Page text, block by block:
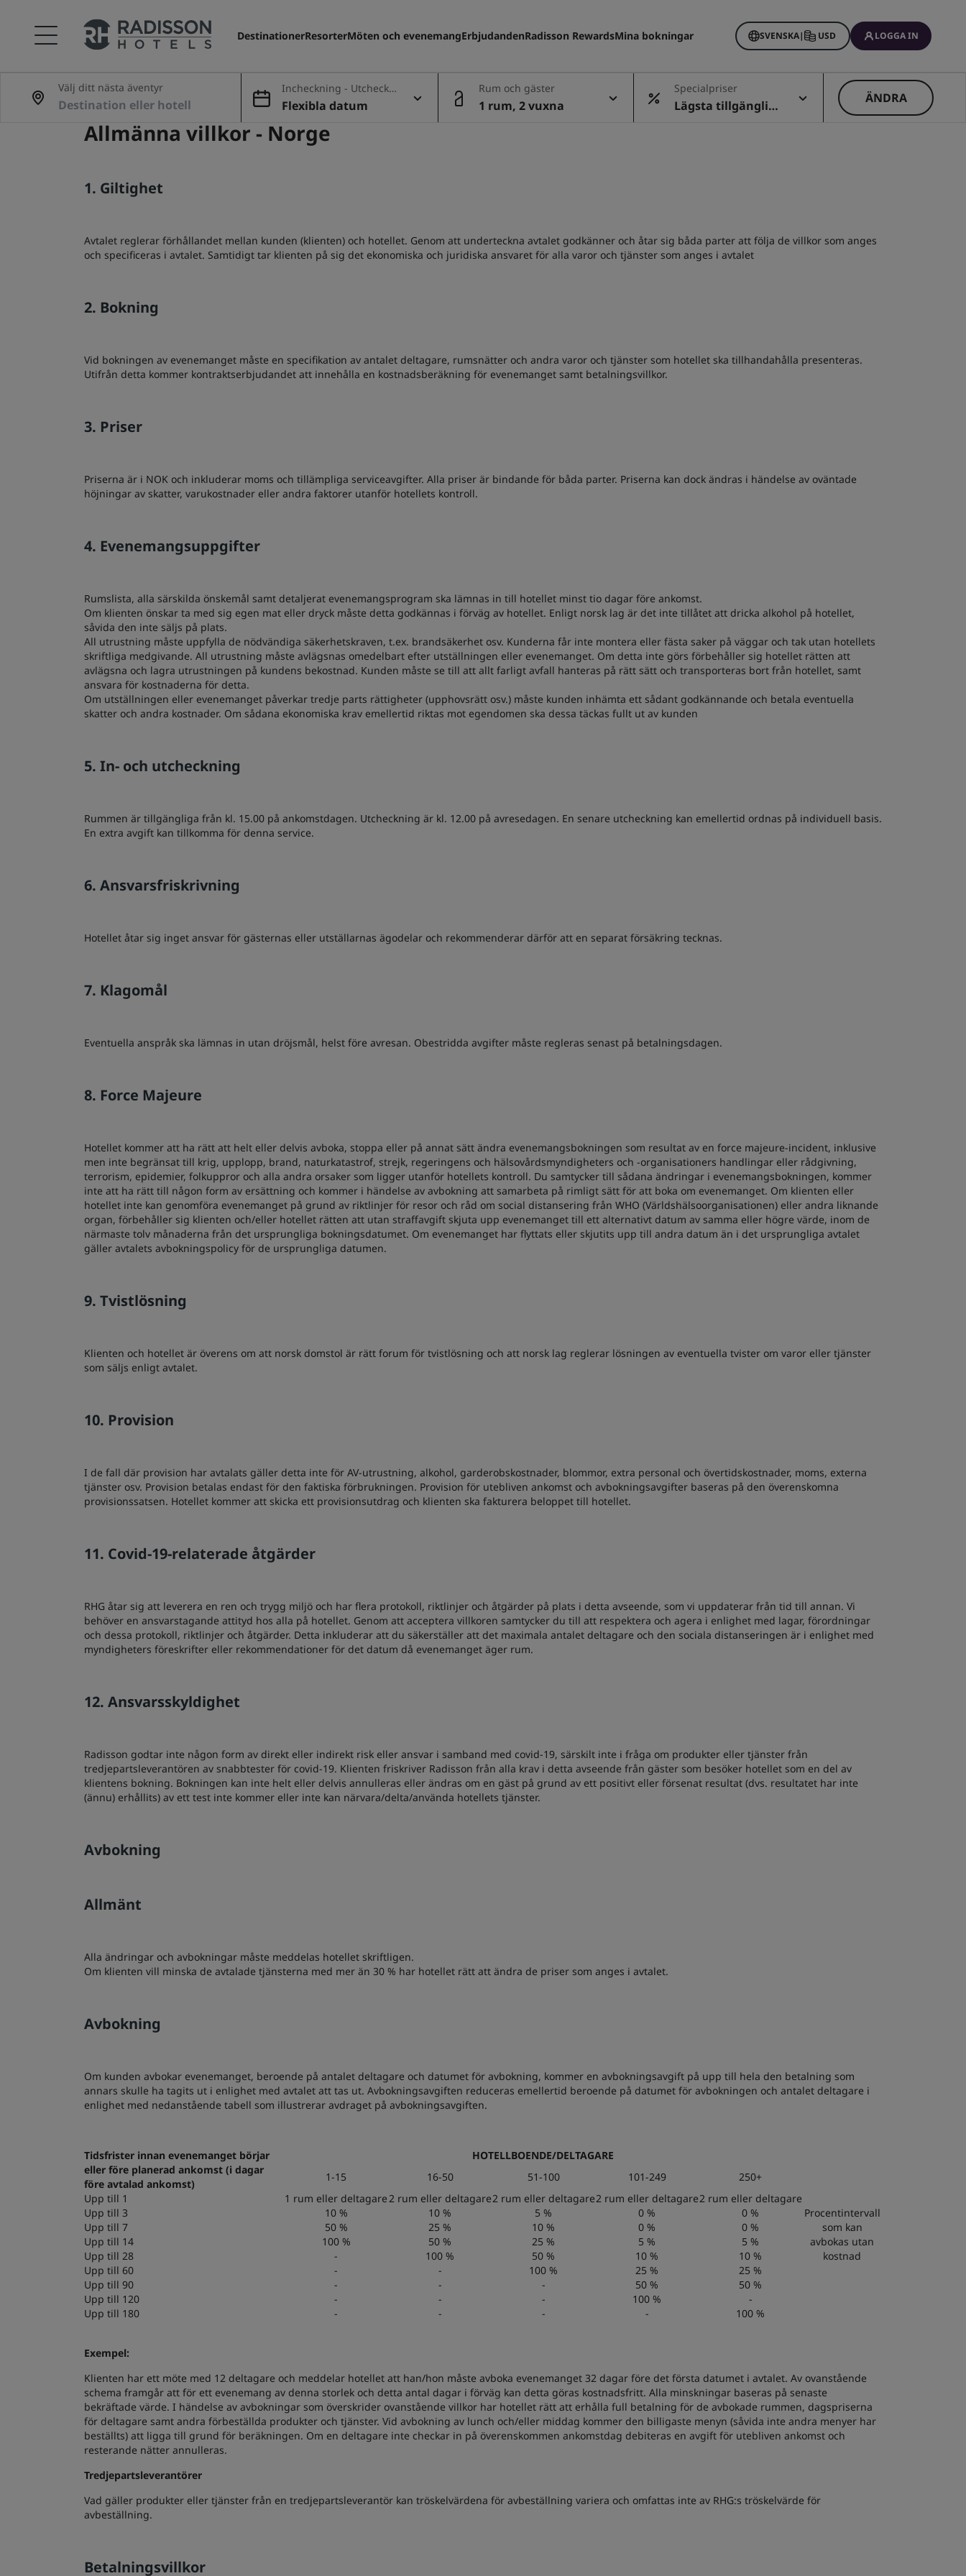
DestinationerResorterMöten och evenemangErbjudandenRadisson RewardsMina bokningar SVENSKA| USD LOGGA IN
Välj ditt nästa äventyr
Incheckning - Utcheckn
ing
Flexibla datum
Rum och gäster
1 rum, 2 vuxna
Specialpriser
Lägsta tillgängliga
ÄNDRA
Allmänna villkor - Norge
1. Giltighet
Avtalet reglerar förhållandet mellan kunden (klienten) och hotellet. Genom att underteckna avtalet godkänner och åtar sig båda parter att följa de villkor som anges
och specificeras i avtalet. Samtidigt tar klienten på sig det ekonomiska och juridiska ansvaret för alla varor och tjänster som anges i avtalet
2. Bokning
Vid bokningen av evenemanget måste en specifikation av antalet deltagare, rumsnätter och andra varor och tjänster som hotellet ska tillhandahålla presenteras.
Utifrån detta kommer kontraktserbjudandet att innehålla en kostnadsberäkning för evenemanget samt betalningsvillkor.
3. Priser
Priserna är i NOK och inkluderar moms och tillämpliga serviceavgifter. Alla priser är bindande för båda parter. Priserna kan dock ändras i händelse av oväntade
höjningar av skatter, varukostnader eller andra faktorer utanför hotellets kontroll.
4. Evenemangsuppgifter
Rumslista, alla särskilda önskemål samt detaljerat evenemangsprogram ska lämnas in till hotellet minst tio dagar före ankomst.
Om klienten önskar ta med sig egen mat eller dryck måste detta godkännas i förväg av hotellet. Enligt norsk lag är det inte tillåtet att dricka alkohol på hotellet,
såvida den inte säljs på plats.
All utrustning måste uppfylla de nödvändiga säkerhetskraven, t.ex. brandsäkerhet osv. Kunderna får inte montera eller fästa saker på väggar och tak utan hotellets
skriftliga medgivande. All utrustning måste avlägsnas omedelbart efter utställningen eller evenemanget. Om detta inte görs förbehåller sig hotellet rätten att
avlägsna och lagra utrustningen på kundens bekostnad. Kunden måste se till att allt farligt avfall hanteras på rätt sätt och transporteras bort från hotellet, samt
ansvara för kostnaderna för detta.
Om utställningen eller evenemanget påverkar tredje parts rättigheter (upphovsrätt osv.) måste kunden inhämta ett sådant godkännande och betala eventuella
skatter och andra kostnader. Om sådana ekonomiska krav emellertid riktas mot egendomen ska dessa täckas fullt ut av kunden
5. In- och utcheckning
Rummen är tillgängliga från kl. 15.00 på ankomstdagen. Utcheckning är kl. 12.00 på avresedagen. En senare utcheckning kan emellertid ordnas på individuell basis.
En extra avgift kan tillkomma för denna service.
6. Ansvarsfriskrivning
Hotellet åtar sig inget ansvar för gästernas eller utställarnas ägodelar och rekommenderar därför att en separat försäkring tecknas.
7. Klagomål
Eventuella anspråk ska lämnas in utan dröjsmål, helst före avresan. Obestridda avgifter måste regleras senast på betalningsdagen.
8. Force Majeure
Hotellet kommer att ha rätt att helt eller delvis avboka, stoppa eller på annat sätt ändra evenemangsbokningen som resultat av en force majeure-incident, inklusive
men inte begränsat till krig, upplopp, brand, naturkatastrof, strejk, regeringens och hälsovårdsmyndigheters och -organisationers handlingar eller rådgivning,
terrorism, epidemier, folkuppror och alla andra orsaker som ligger utanför hotellets kontroll. Du samtycker till sådana ändringar i evenemangsbokningen, kommer
inte att ha rätt till någon form av ersättning och kommer i händelse av avbokning att samarbeta på rimligt sätt för att boka om evenemanget. Om klienten eller
hotellet inte kan genomföra evenemanget på grund av riktlinjer för resor och råd om social distansering från WHO (Världshälsoorganisationen) eller andra liknande
organ, förbehåller sig klienten och/eller hotellet rätten att utan straffavgift skjuta upp evenemanget till ett alternativt datum av samma eller högre värde, inom de
närmaste tolv månaderna från det ursprungliga bokningsdatumet. Om evenemanget har flyttats eller skjutits upp till andra datum än i det ursprungliga avtalet
gäller avtalets avbokningspolicy för de ursprungliga datumen.
9. Tvistlösning
Klienten och hotellet är överens om att norsk domstol är rätt forum för tvistlösning och att norsk lag reglerar lösningen av eventuella tvister om varor eller tjänster
som säljs enligt avtalet.
10. Provision
I de fall där provision har avtalats gäller detta inte för AV-utrustning, alkohol, garderobskostnader, blommor, extra personal och övertidskostnader, moms, externa
tjänster osv. Provision betalas endast för den faktiska förbrukningen. Provision för utebliven ankomst och avbokningsavgifter baseras på den överenskomna
provisionssatsen. Hotellet kommer att skicka ett provisionsutdrag och klienten ska fakturera beloppet till hotellet.
11. Covid-19-relaterade åtgärder
RHG åtar sig att leverera en ren och trygg miljö och har flera protokoll, riktlinjer och åtgärder på plats i detta avseende, som vi uppdaterar från tid till annan. Vi
behöver en ansvarstagande attityd hos alla på hotellet. Genom att acceptera villkoren samtycker du till att respektera och agera i enlighet med lagar, förordningar
och dessa protokoll, riktlinjer och åtgärder. Detta inkluderar att du säkerställer att det maximala antalet deltagare och den sociala distanseringen är i enlighet med
myndigheters föreskrifter eller rekommendationer för det datum då evenemanget äger rum.
12. Ansvarsskyldighet
Radisson godtar inte någon form av direkt eller indirekt risk eller ansvar i samband med covid-19, särskilt inte i fråga om produkter eller tjänster från
tredjepartsleverantören av snabbtester för covid-19. Klienten friskriver Radisson från alla krav i detta avseende från gäster som besöker hotellet som en del av
klientens bokning. Bokningen kan inte helt eller delvis annulleras eller ändras om en gäst på grund av ett positivt eller försenat resultat (dvs. resultatet har inte
(ännu) erhållits) av ett test inte kommer eller inte kan närvara/delta/använda hotellets tjänster.
Avbokning
Allmänt
Alla ändringar och avbokningar måste meddelas hotellet skriftligen.
Om klienten vill minska de avtalade tjänsterna med mer än 30 % har hotellet rätt att ändra de priser som anges i avtalet.
Avbokning
Om kunden avbokar evenemanget, beroende på antalet deltagare och datumet för avbokning, kommer en avbokningsavgift på upp till hela den betalning som
annars skulle ha tagits ut i enlighet med avtalet att tas ut. Avbokningsavgiften reduceras emellertid beroende på datumet för avbokningen och antalet deltagare i
enlighet med nedanstående tabell som illustrerar avdraget på avbokningsavgiften.
Tidsfrister innan evenemanget börjar
eller före planerad ankomst (i dagar
före avtalad ankomst)
HOTELLBOENDE/DELTAGARE
Procentintervall
som kan
avbokas utan
kostnad
1-15 16-50 51-100 101-249
250+
Upp till 1
1 rum eller deltagare2 rum eller deltagare2 rum eller deltagare2 rum eller deltagare2 rum eller deltagare
Upp till 3
10 % 10 % 5 % 0 %
0 %
Upp till 7
50 % 25 % 10 % 0 %
0 %
Upp till 14
100 % 50 % 25 % 5 %
5 %
Upp till 28
- 100 % 50 % 10 %
10 %
Upp till 60
- - 100 % 25 %
25 %
Upp till 90
- - - 50 %
50 %
Upp till 120
- - - 100 %
-
Upp till 180
- - - - 100 %
Exempel:
Klienten har ett möte med 12 deltagare och meddelar hotellet att han/hon måste avboka evenemanget 32 dagar före det första datumet i avtalet. Av ovanstående
schema framgår att för ett evenemang av denna storlek och detta antal dagar i förväg kan detta göras kostnadsfritt. Alla minskningar baseras på senaste
bekräftade värde. I händelse av avbokningar som överskrider ovanstående villkor har hotellet rätt att erhålla full betalning för de avbokade rummen, dagspriserna
för deltagare samt andra förbeställda produkter och tjänster. Vid avbokning av lunch och/eller middag kommer den billigaste menyn (såvida inte andra menyer har
beställts) att ligga till grund för beräkningen. Om en deltagare inte checkar in på överenskommen ankomstdag debiteras en avgift för utebliven ankomst och
resterande nätter annulleras.
Tredjepartsleverantörer
Vad gäller produkter eller tjänster från en tredjepartsleverantör kan tröskelvärdena för avbeställning variera och omfattas inte av RHG:s tröskelvärde för
avbeställning.
Betalningsvillkor